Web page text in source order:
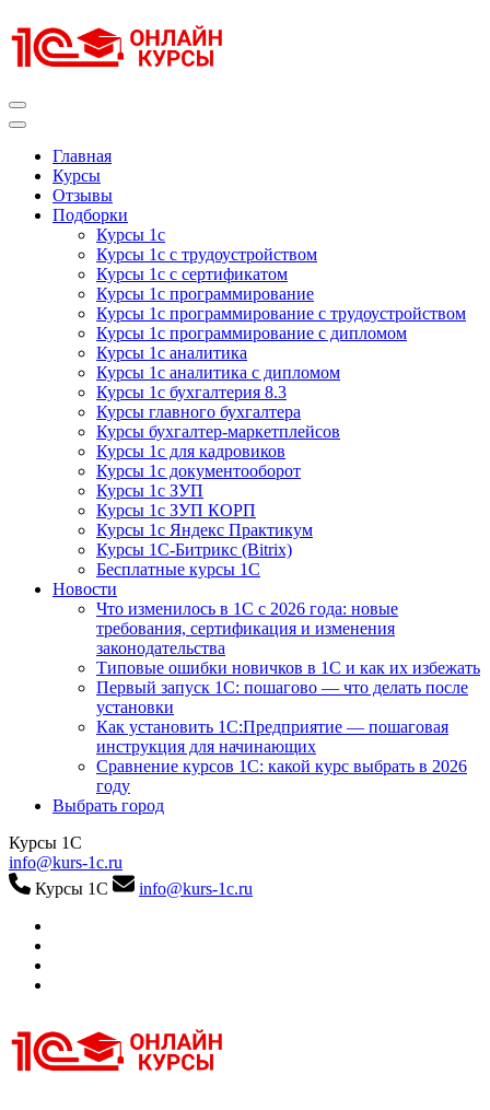
к
содержимому
Главная
Курсы
Отзывы
Подборки
Курсы 1с
Курсы 1с с трудоустройством
Курсы 1с с сертификатом
Курсы 1с программирование
Курсы 1с программирование с трудоустройством
Курсы 1с программирование с дипломом
Курсы 1с аналитика
Курсы 1с аналитика с дипломом
Курсы 1с бухгалтерия 8.3
Курсы главного бухгалтера
Курсы бухгалтер-маркетплейсов
Курсы 1с для кадровиков
Курсы 1с документооборот
Курсы 1с ЗУП
Курсы 1с ЗУП КОРП
Курсы 1с Яндекс Практикум
Курсы 1С-Битрикс (Bitrix)
Бесплатные курсы 1С
Новости
Что изменилось в 1С с 2026 года: новые
требования, сертификация и изменения
законодательства
Типовые ошибки новичков в 1С и как их избежать
Первый запуск 1С: пошагово — что делать после
установки
Как установить 1С:Предприятие — пошаговая
инструкция для начинающих
Сравнение курсов 1С: какой курс выбрать в 2026
году
Выбрать город
Курсы 1С
info@kurs-1c.ru
Курсы 1С
info@kurs-1c.ru